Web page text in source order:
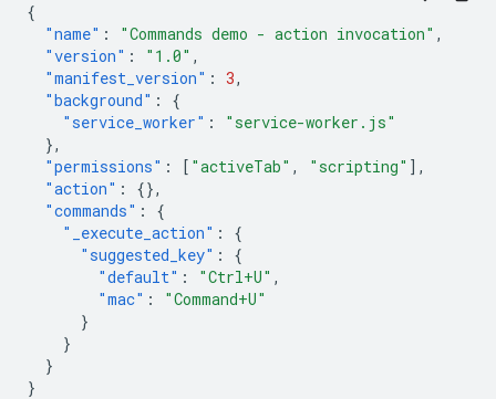
{
"name" : "Commands demo - action invocation" ,
"version" : "1.0" ,
"manifest_version" : 3,
"background" :
{
"service_worker" :
"service-worker.js"
},
"permissions" : [ "activeTab" , "scripting" ],
"action" :
{},
"commands" :
{
"_execute_action" :
{
"suggested_key" :
{
"default" : "Ctrl+U" ,
"mac" :
"Command+U"
}
}
}
}